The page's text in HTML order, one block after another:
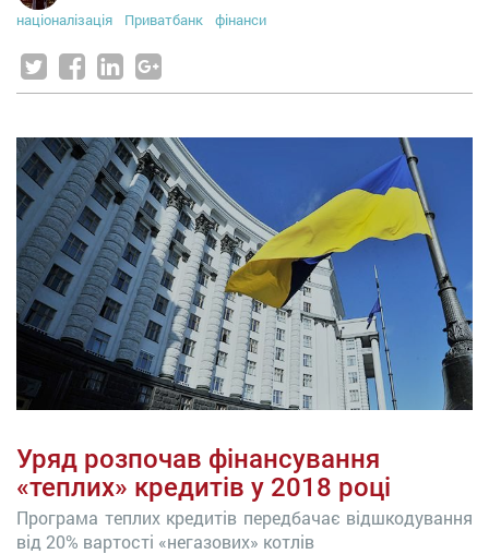
націоналізація
Приватбанк фінанси
Уряд розпочав фінансування
«теплих» кредитів у 2018 році
Програма теплих кредитів передбачає відшкодування
від 20% вартості «негазових» котлів